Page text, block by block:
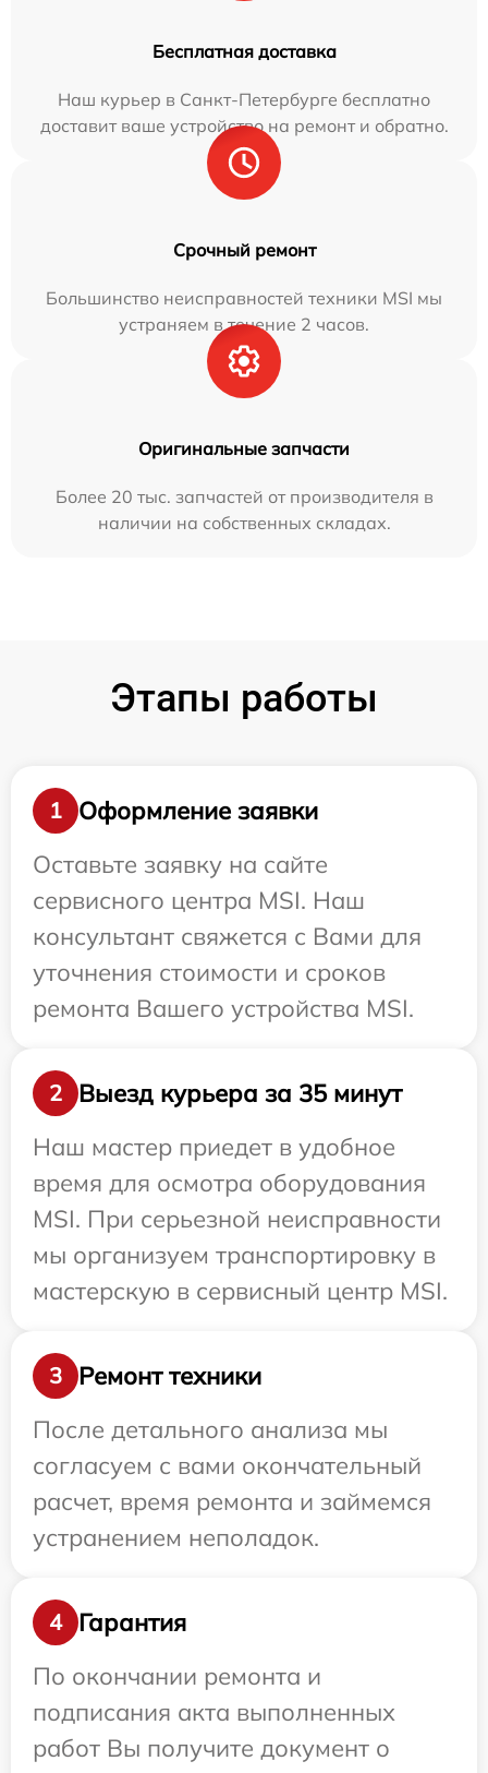
Бесплатная доставка
Наш курьер в Санкт-Петербурге бесплатно
доставит ваше устройство на ремонт и обратно.
Срочный ремонт
Большинство неисправностей техники MSI мы
устраняем в течение 2 часов.
Оригинальные запчасти
Более 20 тыс. запчастей от производителя в
наличии на собственных складах.
Этапы работы
1
Оформление заявки
Оставьте заявку на сайте
сервисного центра MSI. Наш
консультант свяжется с Вами для
уточнения стоимости и сроков
ремонта Вашего устройства MSI.
2
Выезд курьера за 35 минут
Наш мастер приедет в удобное
время для осмотра оборудования
MSI. При серьезной неисправности
мы организуем транспортировку в
мастерскую в сервисный центр MSI.
3
Ремонт техники
После детального анализа мы
согласуем с вами окончательный
расчет, время ремонта и займемся
устранением неполадок.
4
Гарантия
По окончании ремонта и
подписания акта выполненных
работ Вы получите документ о